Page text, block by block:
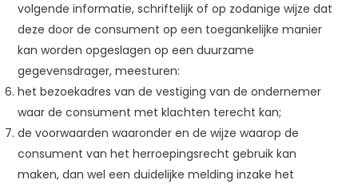
volgende informatie, schriftelijk of op zodanige wijze dat
deze door de consument op een toegankelijke manier
kan worden opgeslagen op een duurzame
gegevensdrager, meesturen:
het bezoekadres van de vestiging van de ondernemer
waar de consument met klachten terecht kan;
de voorwaarden waaronder en de wijze waarop de
consument van het herroepingsrecht gebruik kan
maken, dan wel een duidelijke melding inzake het